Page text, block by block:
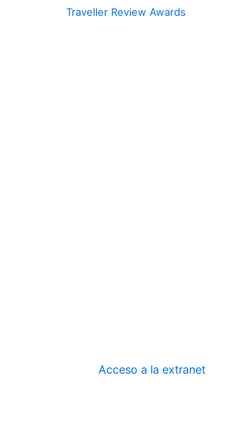
Traveller Review Awards
Acceso a la extranet